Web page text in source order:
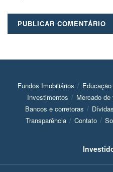
Fundos Imobiliários
Investimentos
Mercado de
Bancos e corretoras
Dívidas
Transparência
Contato